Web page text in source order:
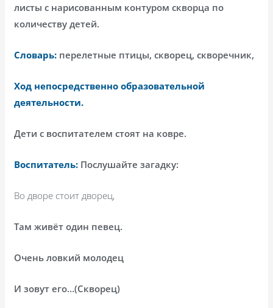
листы с нарисованным контуром скворца по
количеству детей.
Словарь: перелетные птицы, скворец, скворечник,
Ход непосредственно образовательной
деятельности.
Дети с воспитателем стоят на ковре.
Воспитатель: Послушайте загадку:
Во дворе стоит дворец,
Там живёт один певец.
Очень ловкий молодец
И зовут его…(Скворец)